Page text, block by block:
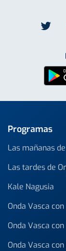
Programas
Las mañanas
Las tardes de
Kale Nagusia
Onda Vasca
Onda Vasca
Onda Vasca